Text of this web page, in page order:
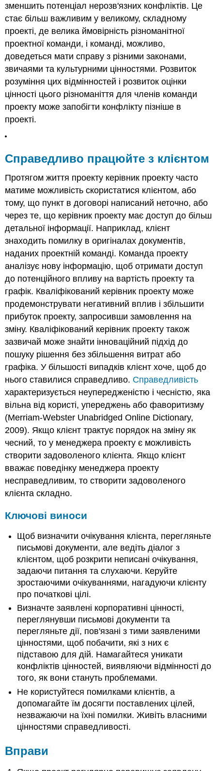
зменшить потенціал нерозв'язних конфліктів. Це
стає більш важливим у великому, складному
проекті, де велика ймовірність різноманітної
проектної команди, і команді, можливо,
доведеться мати справу з різними законами,
звичаями та культурними цінностями. Розвиток
розуміння цих відмінностей і розвиток оцінки
цінності цього різноманіття для членів команди
проекту може запобігти конфлікту пізніше в
проекті.
Справедливо працюйте з клієнтом
Протягом життя проекту керівник проекту часто
матиме можливість скористатися клієнтом, або
тому, що пункт в договорі написаний неточно, або
через те, що керівник проекту має доступ до більш
детальної інформації. Наприклад, клієнт
знаходить помилку в оригіналах документів,
наданих проектній команді. Команда проекту
аналізує нову інформацію, щоб отримати доступ
до потенційного впливу на вартість проекту та
графік. Кваліфікований керівник проекту може
продемонструвати негативний вплив і збільшити
прибуток проекту, запросивши замовлення на
зміну. Кваліфікований керівник проекту також
зазвичай може знайти інноваційний підхід до
пошуку рішення без збільшення витрат або
графіка. У більшості випадків клієнт хоче, щоб до
нього ставилися справедливо. Справедливість
характеризується неупередженістю і чесністю, яка
вільна від користі, упереджень або фаворитизму
(Merriam-Webster Unabridged Online Dictionary,
2009). Якщо клієнт трактує порядок на зміну як
чесний, то у менеджера проекту є можливість
створити задоволеного клієнта. Якщо клієнт
вважає поведінку менеджера проекту
несправедливим, то створити задоволеного
клієнта складно.
Ключові виноси
Щоб визначити очікування клієнта, перегляньте
письмові документи, але ведіть діалог з
клієнтом, щоб розкрити неписані очікування,
задаючи питання та слухаючи. Керуйте
зростаючими очікуваннями, нагадуючи клієнту
про початкові цілі.
Визначте заявлені корпоративні цінності,
переглянувши письмові документи та
перегляньте дії, пов'язані з тими заявленими
цінностями, щоб побачити, які з них є
підставою для дій. Намагайтеся уникати
конфліктів цінностей, виявляючи відмінності до
того, як вони стануть проблемами.
Не користуйтеся помилками клієнтів, а
допомагайте їм досягти поставлених цілей,
незважаючи на їхні помилки. Живіть власними
цінностями справедливості.
Вправи